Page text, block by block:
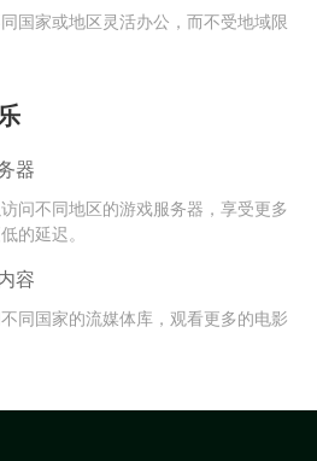
国家或地区灵活办公，而不受地域限
器
问不同地区的游戏服务器，享受更多
的延迟。
容
同国家的流媒体库，观看更多的电影